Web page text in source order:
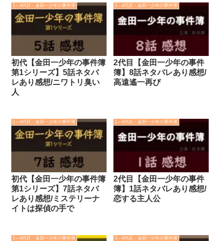
1～4代目・金田一少年の事件簿
初代【金田一少年の事件簿
第1シリーズ】5話ネタバ
レあり感想/ニワトリ臭い
人
1～4代目・金田一少年の事件簿
2代目【金田一少年の事件
簿】8話ネタバレあり感想/
高遠遙一再び
1～4代目・金田一少年の事件簿
初代【金田一少年の事件簿
第1シリーズ】7話ネタバ
レあり感想/ミステリーナ
イトは探偵の手で
1～4代目・金田一少年の事件簿
2代目【金田一少年の事件
簿】1話ネタバレあり感想/
恋する主人公
1～4代目・金田一少年の事件簿 1～4代目・金田一少年の事件簿